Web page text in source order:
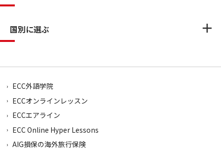
国別に選ぶ
ECC外語学院
ECCオンラインレッスン
ECCエアライン
ECC Online Hyper Lessons
AIG損保の海外旅行保険